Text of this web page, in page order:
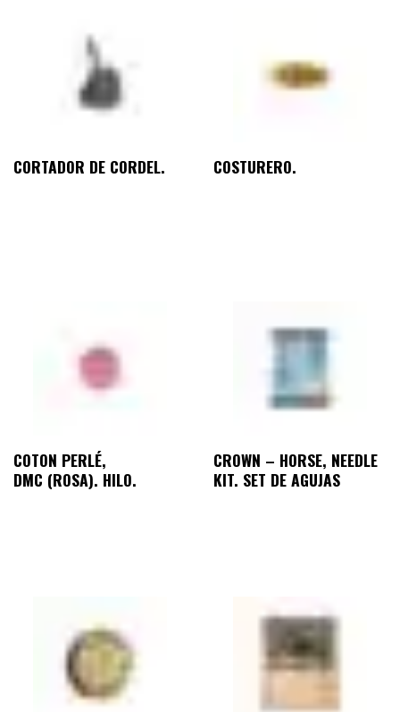
CORTADOR DE CORDEL. COSTURERO.
COTON PERLÉ,
DMC (ROSA). HILO.
CROWN – HORSE, NEEDLE
KIT. SET DE AGUJAS